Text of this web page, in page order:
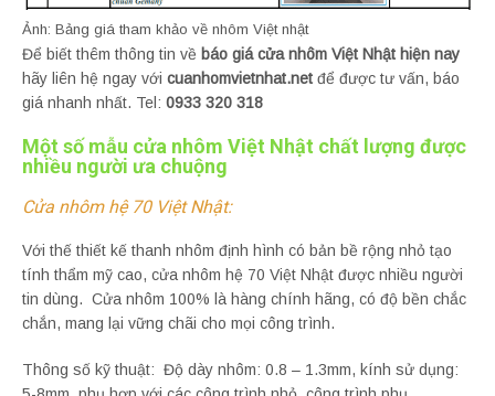
Ảnh: Bảng giá tham khảo về nhôm Việt nhật
Để biết thêm thông tin về báo giá cửa nhôm Việt Nhật hiện nay
hãy liên hệ ngay với cuanhomvietnhat.net để được tư vấn, báo
giá nhanh nhất. Tel: 0933 320 318
Một số mẫu cửa nhôm Việt Nhật chất lượng được
nhiều người ưa chuộng
Cửa nhôm hệ 70 Việt Nhật:
Với thế thiết kế thanh nhôm định hình có bản bề rộng nhỏ tạo
tính thẩm mỹ cao, cửa nhôm hệ 70 Việt Nhật được nhiều người
tin dùng. Cửa nhôm 100% là hàng chính hãng, có độ bền chắc
chắn, mang lại vững chãi cho mọi công trình.
Thông số kỹ thuật: Độ dày nhôm: 0.8 – 1.3mm, kính sử dụng: